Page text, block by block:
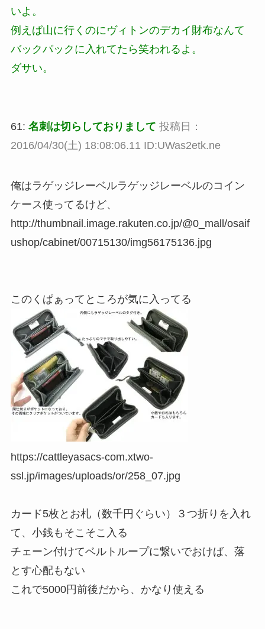
いよ。
例えば山に行くのにヴィトンのデカイ財布なんて
バックパックに入れてたら笑われるよ。
ダサい。
61: 名刺は切らしておりまして 投稿日：
2016/04/30(土) 18:08:06.11 ID:UWas2etk.ne
俺はラゲッジレーベルラゲッジレーベルのコイン
ケース使ってるけど、
http://thumbnail.image.rakuten.co.jp/@0_mall/osaif
ushop/cabinet/00715130/img56175136.jpg
このくぱぁってところが気に入ってる
https://cattleyasacs-com.xtwo-
ssl.jp/images/uploads/or/258_07.jpg
カード5枚とお札（数千円ぐらい）３つ折りを入れ
て、小銭もそこそこ入る
チェーン付けてベルトループに繋いでおけば、落
とす心配もない
これで5000円前後だから、かなり使える